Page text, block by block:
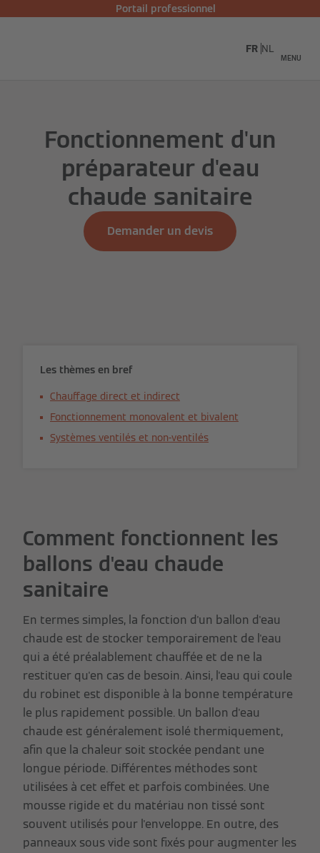
Portail professionnel
MENU
FR NL
Fonctionnement d'un
préparateur d'eau
chaude sanitaire
Demander un devis
Les thèmes en bref
Chauffage direct et indirect
Fonctionnement monovalent et bivalent
Systèmes ventilés et non-ventilés
Comment fonctionnent les
ballons d'eau chaude
sanitaire
En termes simples, la fonction d'un ballon d'eau
chaude est de stocker temporairement de l'eau
qui a été préalablement chauffée et de ne la
restituer qu'en cas de besoin. Ainsi, l'eau qui coule
du robinet est disponible à la bonne température
le plus rapidement possible. Un ballon d'eau
chaude est généralement isolé thermiquement,
afin que la chaleur soit stockée pendant une
longue période. Différentes méthodes sont
utilisées à cet effet et parfois combinées. Une
mousse rigide et du matériau non tissé sont
souvent utilisés pour l'enveloppe. En outre, des
panneaux sous vide sont fixés pour augmenter les